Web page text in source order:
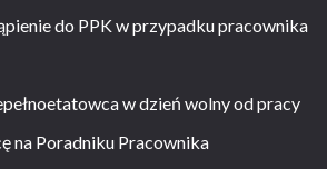
do PPK w przypadku pracownika
w dzień wolny od pracy
na Poradniku Pracownika